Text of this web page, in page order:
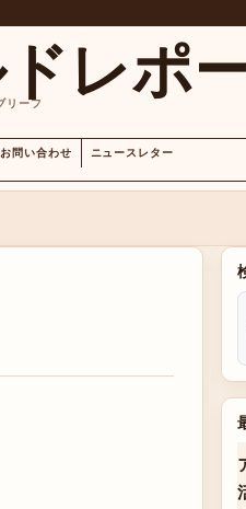
レポ
リーフ
お問い合わせ ニュースレター